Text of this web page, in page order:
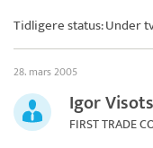
Tidligere status: Under
28. mars 2005
Igor
FIRST TRADE